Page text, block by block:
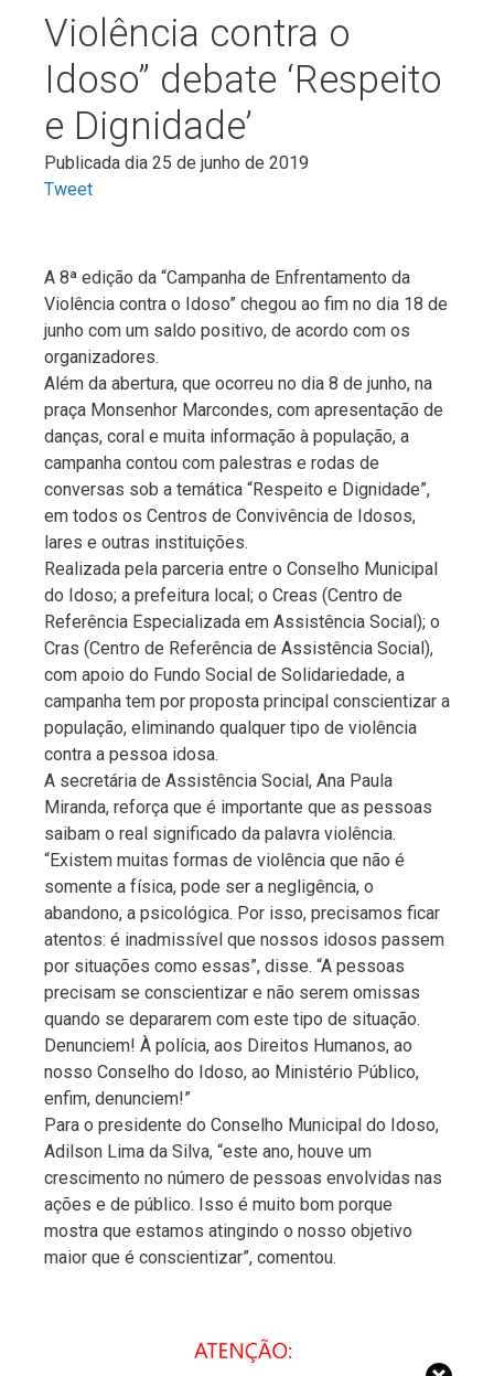
Violência contra o
Idoso” debate ‘Respeito
e Dignidade’
Publicada dia 25 de junho de 2019
Tweet
A 8ª edição da “Campanha de Enfrentamento da
Violência contra o Idoso” chegou ao fim no dia 18 de
junho com um saldo positivo, de acordo com os
organizadores.
Além da abertura, que ocorreu no dia 8 de junho, na
praça Monsenhor Marcondes, com apresentação de
danças, coral e muita informação à população, a
campanha contou com palestras e rodas de
conversas sob a temática “Respeito e Dignidade”,
em todos os Centros de Convivência de Idosos,
lares e outras instituições.
Realizada pela parceria entre o Conselho Municipal
do Idoso; a prefeitura local; o Creas (Centro de
Referência Especializada em Assistência Social); o
Cras (Centro de Referência de Assistência Social),
com apoio do Fundo Social de Solidariedade, a
campanha tem por proposta principal conscientizar a
população, eliminando qualquer tipo de violência
contra a pessoa idosa.
A secretária de Assistência Social, Ana Paula
Miranda, reforça que é importante que as pessoas
saibam o real significado da palavra violência.
“Existem muitas formas de violência que não é
somente a física, pode ser a negligência, o
abandono, a psicológica. Por isso, precisamos ficar
atentos: é inadmissível que nossos idosos passem
por situações como essas”, disse. “A pessoas
precisam se conscientizar e não serem omissas
quando se depararem com este tipo de situação.
Denunciem! À polícia, aos Direitos Humanos, ao
nosso Conselho do Idoso, ao Ministério Público,
enfim, denunciem!”
Para o presidente do Conselho Municipal do Idoso,
Adilson Lima da Silva, “este ano, houve um
crescimento no número de pessoas envolvidas nas
ações e de público. Isso é muito bom porque
mostra que estamos atingindo o nosso objetivo
maior que é conscientizar”, comentou.